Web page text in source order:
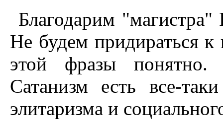
Благодарим
Не будем придираться к
этой фразы понятно.
Сатанизм есть все-
элитаризма и